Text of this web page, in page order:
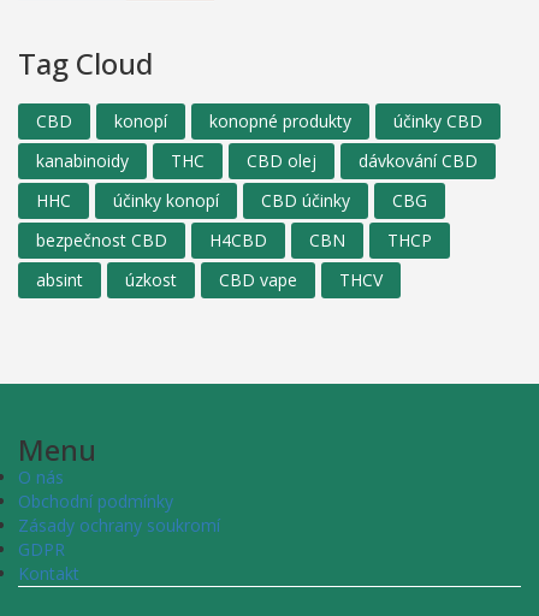
Tag Cloud
CBD konopí konopné produkty
účinky CBD
kanabinoidy
THC CBD olej
dávkování CBD
HHC
účinky konopí CBD účinky
CBG
bezpečnost CBD
H4CBD CBN
THCP
absint
úzkost CBD vape THCV
Menu
O nás
Obchodní podmínky
Zásady ochrany soukromí
GDPR
Kontakt